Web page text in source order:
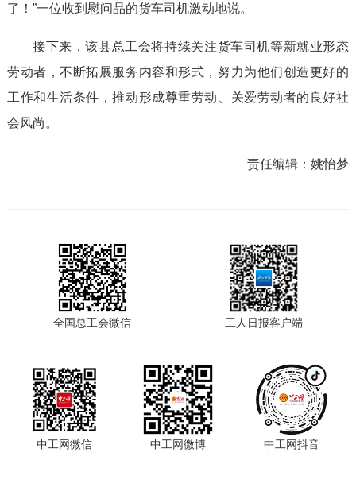
了！”一位收到慰问品的货车司机激动地说。
接下来，该县总工会将持续关注货车司机等新就业形态
劳动者，不断拓展服务内容和形式，努力为他们创造更好的
工作和生活条件，推动形成尊重劳动、关爱劳动者的良好社
会风尚。
责任编辑：姚怡梦
全国总工会微信 工人日报客户端
中工网微信 中工网微博 中工网抖音